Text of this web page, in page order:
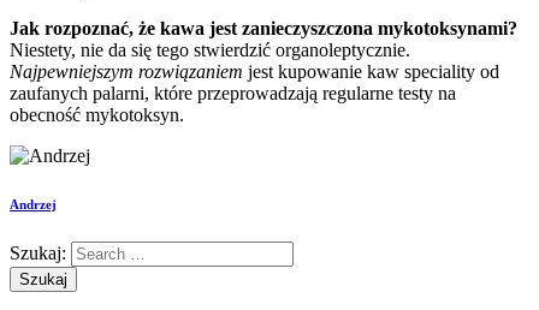
Jak rozpoznać, że kawa jest zanieczyszczona mykotoksynami?
Niestety, nie da się tego stwierdzić organoleptycznie.
Najpewniejszym rozwiązaniem jest kupowanie kaw speciality od
zaufanych palarni, które przeprowadzają regularne testy na
obecność mykotoksyn.
Andrzej
Szukaj: